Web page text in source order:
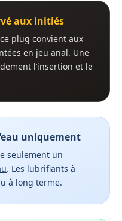
aux initiés
plug convient aux
en jeu anal. Une
l’insertion et le
uniquement
seulement un
. Les lubrifiants à
à long terme.